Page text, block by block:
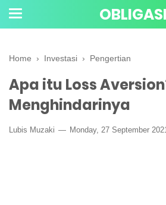
OBLIGASI
Home › Investasi › Pengertian
Apa itu Loss
Menghindarinya
Lubis Muzaki Monday, 27 September